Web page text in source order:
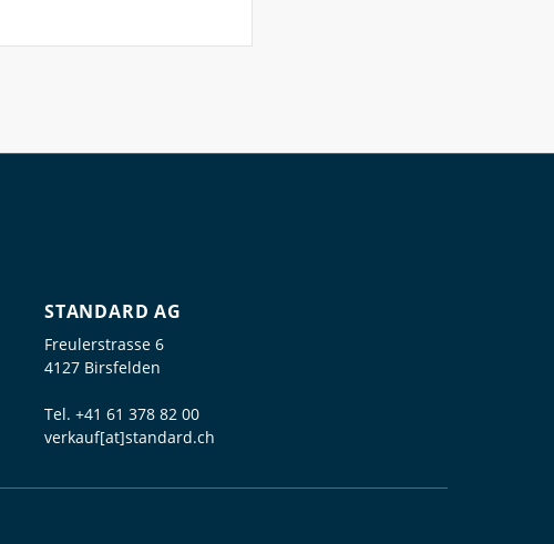
STANDARD AG
Freulerstrasse 6
4127 Birsfelden
Tel. +41 61 378 82 00
verkauf[at]standard.ch